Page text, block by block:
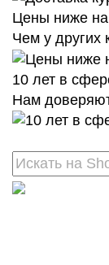
Цены ниже на
Чем у других
10 лет в
Нам